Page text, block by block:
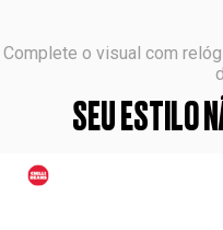
Complete o visual com
SEU ESTILO